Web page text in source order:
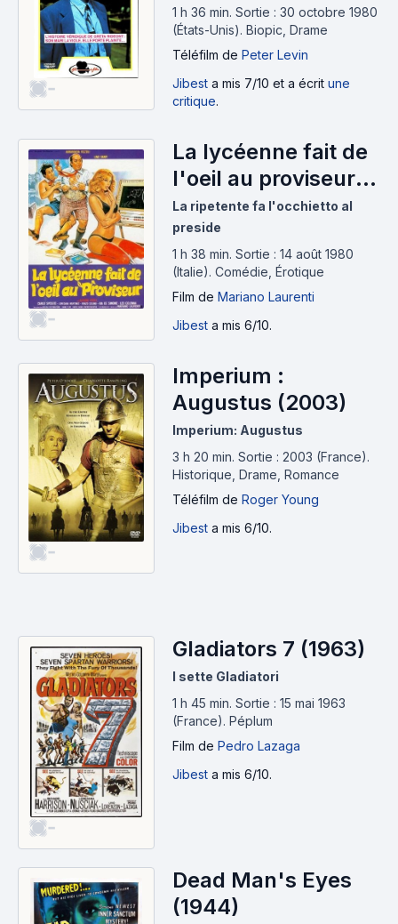
https://www.senscritique.com/liste/Films_ajoutes_a_la
_base_de_donnees/2263268
-
1 h 36 min. Sortie : 30 octobre 1980
(États-Unis). Biopic, Drame
Téléfilm de Peter Levin
Jibest a mis 7/10 et a écrit une
critique.
-
La lycéenne fait de
l'oeil au proviseur
(1980)
La ripetente fa l'occhietto al
preside
1 h 38 min. Sortie : 14 août 1980
(Italie). Comédie, Érotique
Film de Mariano Laurenti
Jibest a mis 6/10.
-
Imperium :
Augustus (2003)
Imperium: Augustus
3 h 20 min. Sortie : 2003 (France).
Historique, Drame, Romance
Téléfilm de Roger Young
Jibest a mis 6/10.
-
Gladiators 7 (1963)
I sette Gladiatori
1 h 45 min. Sortie : 15 mai 1963
(France). Péplum
Film de Pedro Lazaga
Jibest a mis 6/10.
Dead Man's Eyes
(1944)